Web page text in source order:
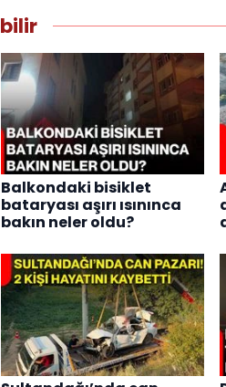
Balkondaki bisiklet
bataryası aşırı ısınınca
bakın neler oldu?